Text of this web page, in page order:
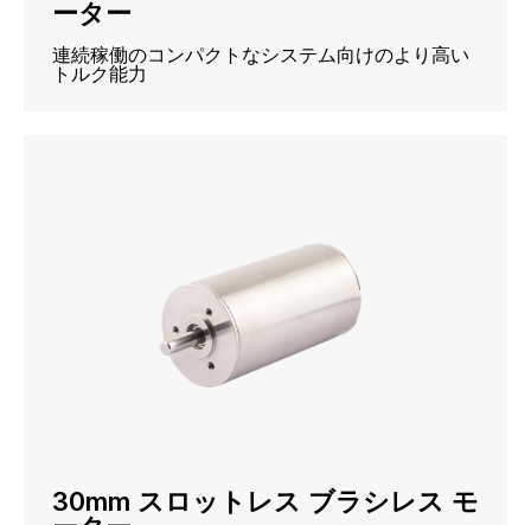
ーター
連続稼働のコンパクトなシステム向けのより高い
トルク能力
30mm スロットレス ブラシレス モ